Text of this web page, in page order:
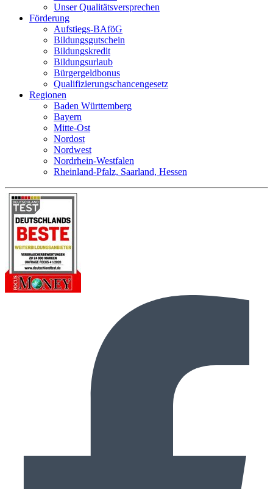
Unser Qualitätsversprechen
Förderung
Aufstiegs-BAföG
Bildungsgutschein
Bildungskredit
Bildungsurlaub
Bürgergeldbonus
Qualifizierungschancengesetz
Regionen
Baden Württemberg
Bayern
Mitte-Ost
Nordost
Nordwest
Nordrhein-Westfalen
Rheinland-Pfalz, Saarland, Hessen